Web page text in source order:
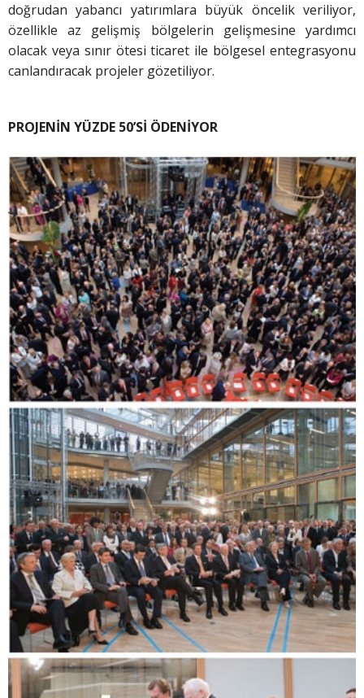
doğrudan yabancı yatırımlara büyük öncelik veriliyor,
özellikle az gelişmiş bölgelerin gelişmesine yardımcı
olacak veya sınır ötesi ticaret ile bölgesel entegrasyonu
canlandıracak projeler gözetiliyor.
PROJENİN YÜZDE 50’Sİ ÖDENİYOR